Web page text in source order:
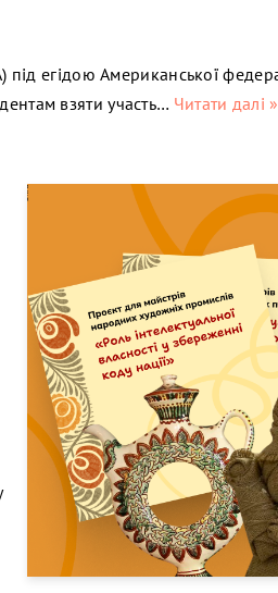
егідою Американської
взяти участь… Читати далі »